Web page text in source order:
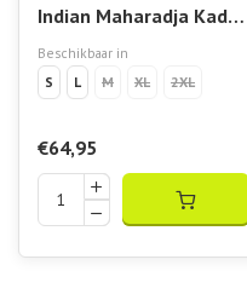
Indian Maharadja Kadiri
Women Cargo Pant
Beschikbaar in
S
L M XL 2XL
€64,95